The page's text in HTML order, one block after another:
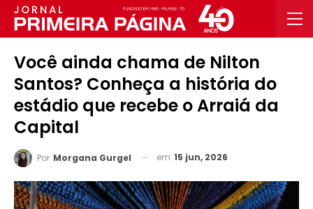
Você ainda chama de Nilton
Santos? Conheça a história do
estádio que recebe o Arraiá da
Capital
Por Morgana Gurgel em 15 jun, 2026